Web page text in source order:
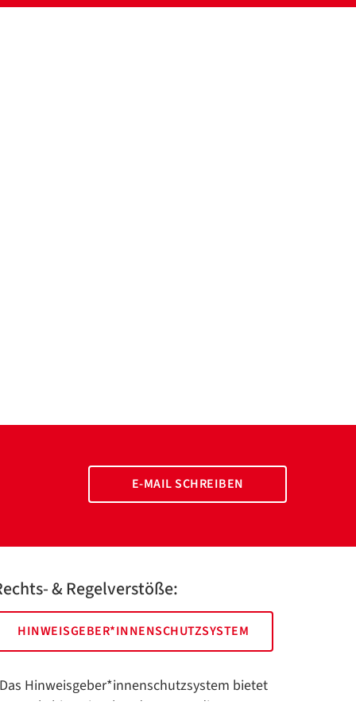
E-MAIL SCHREIBEN
& Regelverstöße:
HINWEISGEBER*INNENSCHUTZSYSTEM
Hinweisgeber*innenschutzsystem bietet
als hinweisgebende Person die